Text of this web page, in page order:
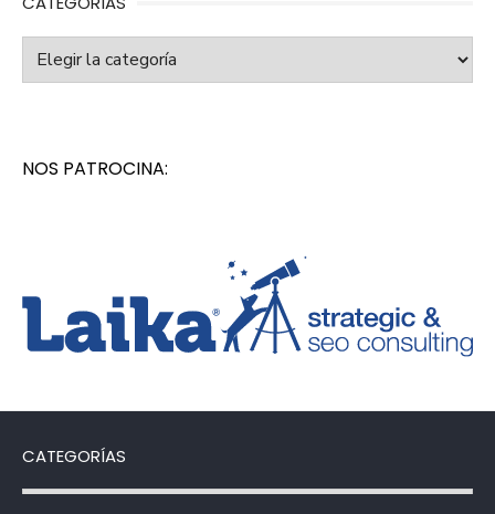
Categorías
NOS PATROCINA:
CATEGORÍAS
Categorías